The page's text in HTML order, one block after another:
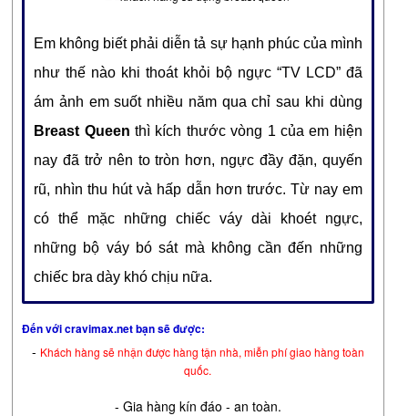
Em không biết phải diễn tả sự hạnh phúc của mình
như thế nào khi thoát khỏi bộ ngực “TV LCD” đã
ám ảnh em suốt nhiều năm qua chỉ sau khi dùng
Breast Queen thì kích thước vòng 1 của em hiện
nay đã trở nên to tròn hơn, ngực đầy đặn, quyến
rũ, nhìn thu hút và hấp dẫn hơn trước. Từ nay em
có thể mặc những chiếc váy dài khoét ngực,
những bộ váy bó sát mà không cần đến những
chiếc bra dày khó chịu nữa.
Đến với cravimax.net bạn sẽ được:
- Khách hàng sẽ nhận được hàng tận nhà, miễn phí giao hàng toàn
quốc.
- Gia hàng kín đáo - an toàn.